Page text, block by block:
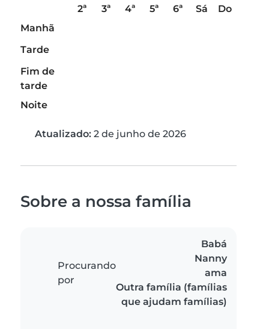
2ª 3ª 4ª 5ª 6ª Sá
Do
Manhã
Tarde
Fim de
tarde
Noite
Atualizado: 2 de junho de 2026
Sobre a nossa família
Procurando
por
Babá
Nanny
ama
Outra família (famílias
que ajudam famílias)